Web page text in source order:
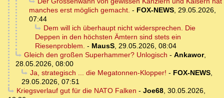
manches erst möglich gemacht. - FOX-NEWS 29.05.2026,
07:44
Dem will ich überhaupt nicht widersprechen. Die
Deppen in den höchsten Ämtern sind stets ein
Riesenproblem. - MausS 29.05.2026, 08:04
Gleich den großen Superhammer? Unlogisch - Ankawor,
28.05.2026, 08:00
Ja, strategisch ... die Megatonnen-Klopper! - FOX-NEWS,
29.05.2026, 07:51
Kriegsverlauf gut für die NATO Falken - Joe68, 30.05.2026,